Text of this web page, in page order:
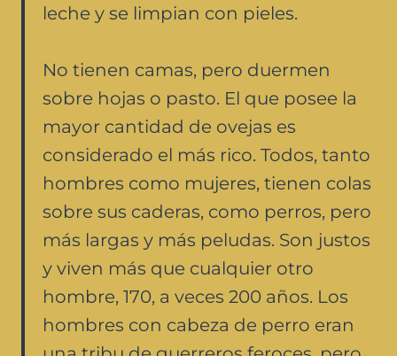
leche y se limpian con pieles.
No tienen camas, pero duermen
sobre hojas o pasto. El que posee la
mayor cantidad de ovejas es
considerado el más rico. Todos, tanto
hombres como mujeres, tienen colas
sobre sus caderas, como perros, pero
más largas y más peludas. Son justos
y viven más que cualquier otro
hombre, 170, a veces 200 años. Los
hombres con cabeza de perro eran